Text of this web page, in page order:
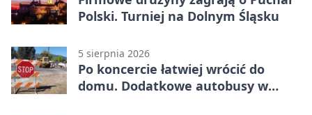
Polski. Turniej na Dolnym Śląsku
5 sierpnia 2026
Po koncercie łatwiej wrócić do
domu. Dodatkowe autobusy w